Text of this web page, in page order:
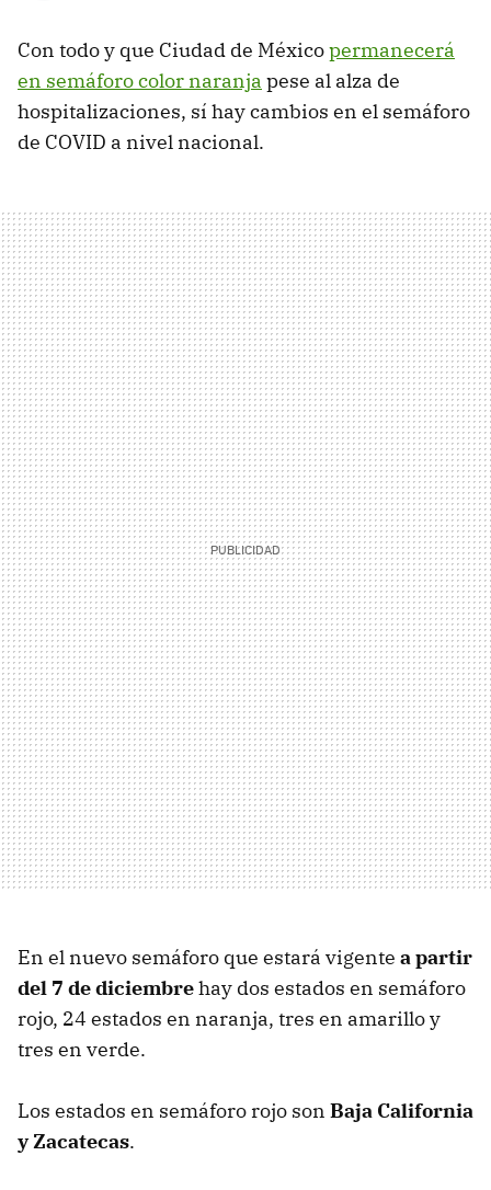
Con todo y que Ciudad de Méxicopermanecerá
en semáforo color naranja pese al alza de
hospitalizaciones, sí hay cambios en el semáforo
de COVID a nivel nacional.
En el nuevo semáforo que estará vigente a partir
del 7 de diciembrehay dos estados en semáforo
rojo, 24 estados en naranja, tres en amarillo y
tres en verde.
Los estados en semáforo rojo son Baja California
y Zacatecas.